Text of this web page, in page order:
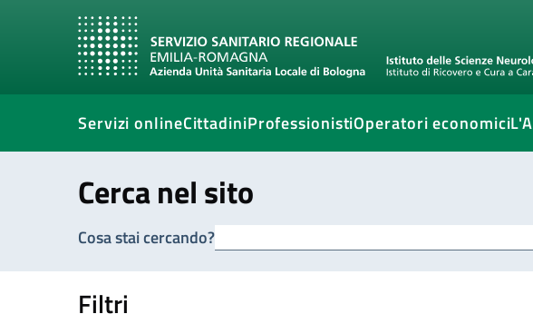
Servizi onlineCittadiniProfessionistiOperatori economici
Cerca nel sito
Cosa stai cercando?
Filtri